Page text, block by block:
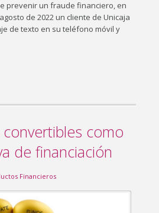
prevenir un fraude financiero, en
de 2022 un cliente de Unicaja
de texto en su teléfono móvil y
como
de financiación
Financieros